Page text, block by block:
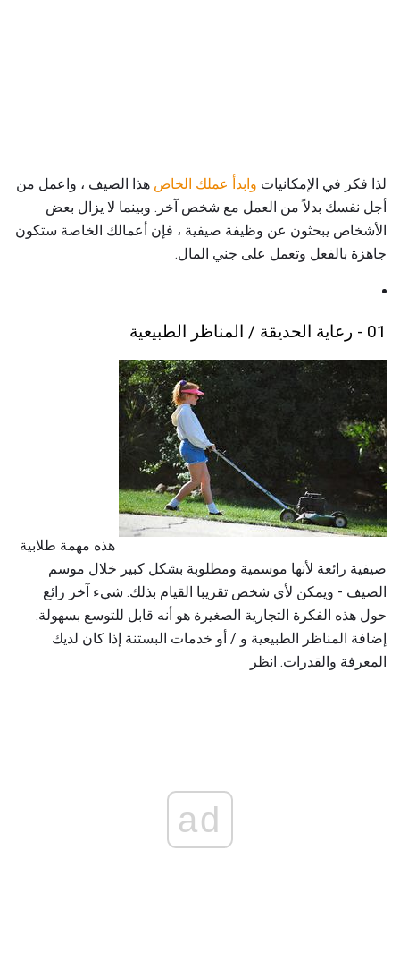
لذا فكر في الإمكانيات وابدأ عملك الخاص هذا الصيف ، واعمل من
أجل نفسك بدلاً من العمل مع شخص آخر. وبينما لا يزال بعض
الأشخاص يبحثون عن وظيفة صيفية ، فإن أعمالك الخاصة ستكون
جاهزة بالفعل وتعمل على جني المال.
01 - رعاية الحديقة / المناظر الطبيعية
هذه مهمة طلابية
صيفية رائعة لأنها موسمية ومطلوبة بشكل كبير خلال موسم
الصيف - ويمكن لأي شخص تقريبا القيام بذلك. شيء آخر رائع
حول هذه الفكرة التجارية الصغيرة هو أنه قابل للتوسع بسهولة.
إضافة المناظر الطبيعية و / أو خدمات البستنة إذا كان لديك
المعرفة والقدرات. انظر
ad